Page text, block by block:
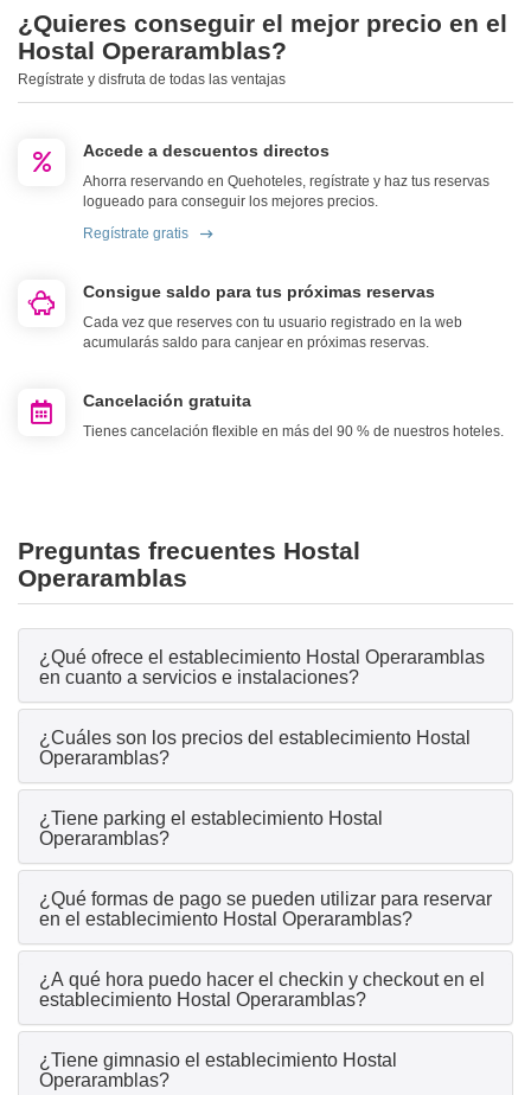
¿Quieres conseguir el mejor precio en el
Hostal Operaramblas?
Regístrate y disfruta de todas las ventajas
Accede a descuentos directos
Ahorra reservando en Quehoteles, regístrate y haz tus reservas
logueado para conseguir los mejores precios.
Regístrate gratis
Consigue saldo para tus próximas reservas
Cada vez que reserves con tu usuario registrado en la web
acumularás saldo para canjear en próximas reservas.
Cancelación gratuita
Tienes cancelación flexible en más del 90 % de nuestros hoteles.
Preguntas frecuentes Hostal
Operaramblas
¿Qué ofrece el establecimiento Hostal Operaramblas
en cuanto a servicios e instalaciones?
¿Cuáles son los precios del establecimiento Hostal
Operaramblas?
¿Tiene parking el establecimiento Hostal
Operaramblas?
¿Qué formas de pago se pueden utilizar para reservar
en el establecimiento Hostal Operaramblas?
¿A qué hora puedo hacer el checkin y checkout en el
establecimiento Hostal Operaramblas?
¿Tiene gimnasio el establecimiento Hostal
Operaramblas?